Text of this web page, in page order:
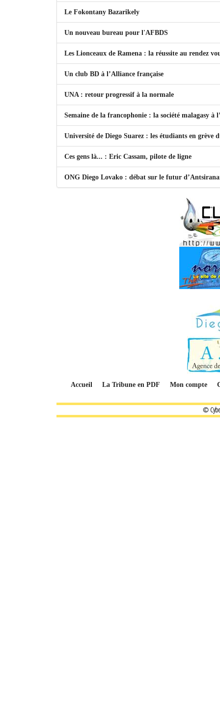
Le Fokontany Bazarikely
Un nouveau bureau pour l'AFBDS
Les Lionceaux de Ramena : la réussite au rendez
Un club BD à l’Alliance française
UNA : retour progressif à la normale
Semaine de la francophonie : la société malagasy à
Université de Diego Suarez : les étudiants en grève
Ces gens là... : Eric Cassam, pilote de ligne
ONG Diego Lovako : débat sur le futur
Accueil La Tribune en PDF Mon compte
©